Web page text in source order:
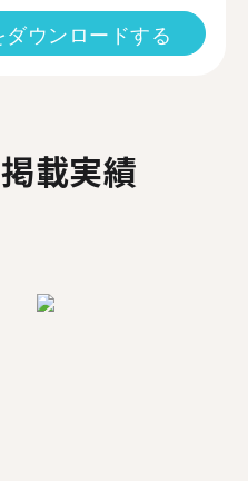
ウンロードする
載実績